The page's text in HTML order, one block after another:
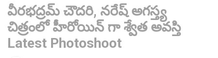
వీరభద్రమ్ చౌదరి, నరేష్ అగస్త్య
చిత్రంలో హీరోయిన్ గా శ్వేత అవస్తి
Latest Photoshoot